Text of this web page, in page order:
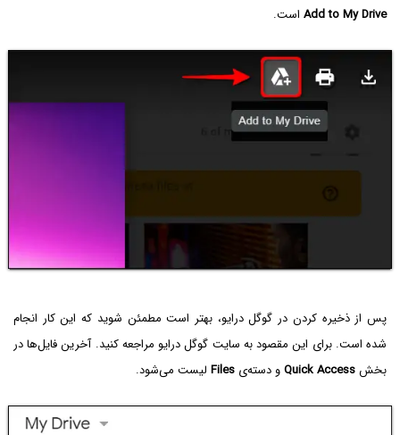
Add to My Drive است.
پس از ذخیره کردن در گوگل درایو، بهتر است مطمئن شوید که این کار انجام
شده است. برای این مقصود به سایت گوگل درایو مراجعه کنید. آخرین فایل‌ها در
بخشQuick Accessو دسته‌ی Files لیست می‌شود.